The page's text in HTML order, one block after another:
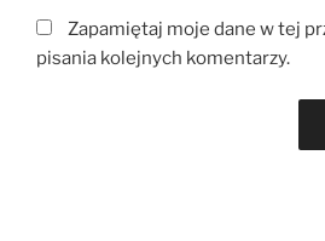
Zapamiętaj moje dane w tej
pisania kolejnych komentarzy.